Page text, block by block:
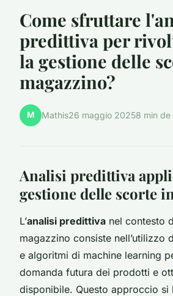
Come sfruttare
predittiva per
la gestione delle
magazzino?
M Mathis26 maggio 20258 min
Analisi predittiva
gestione delle scorte
L’analisi predittiva nel contesto
magazzino consiste nell’utilizzo
e algoritmi di machine learning
domanda futura dei prodotti e
disponibile. Questo approccio si